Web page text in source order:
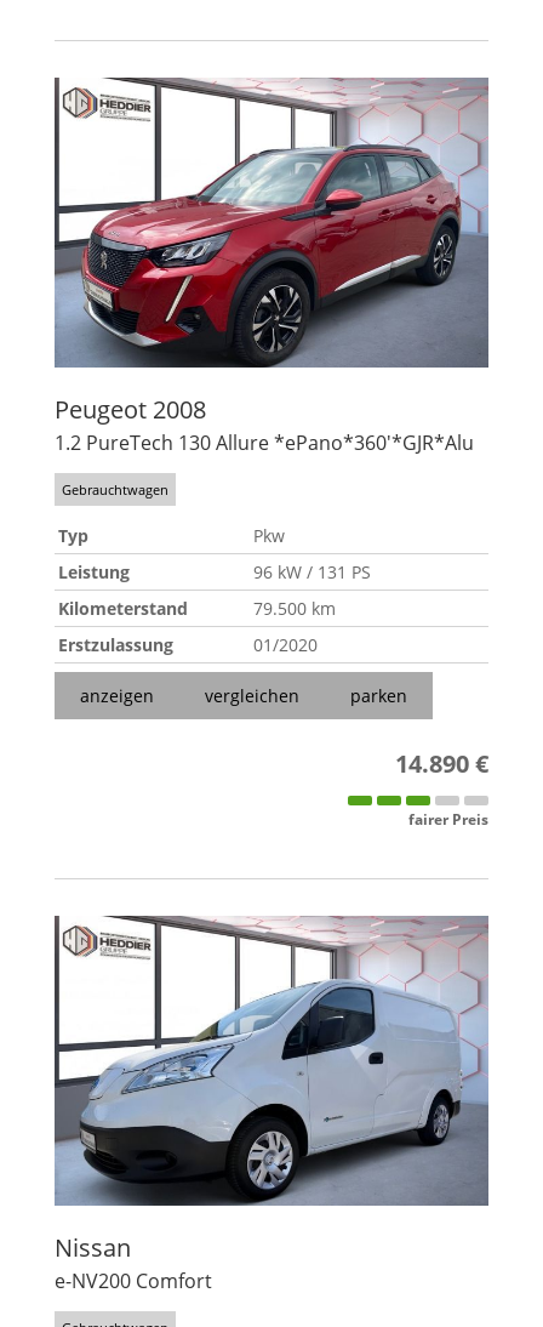
Peugeot 2008
1.2 PureTech 130 Allure *ePano*360'*GJR*Alu
Gebrauchtwagen
Typ
Pkw
Leistung
96 kW / 131 PS
Kilometerstand
79.500 km
Erstzulassung
01/2020
anzeigen vergleichen parken
14.890 €
fairer Preis
Nissan
e-NV200 Comfort